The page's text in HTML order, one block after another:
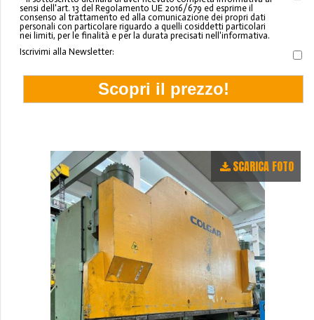
sensi dell'art. 13 del Regolamento UE 2016/679 ed esprime il
consenso al trattamento ed alla comunicazione dei propri dati
personali con particolare riguardo a quelli cosiddetti particolari
nei limiti, per le finalità e per la durata precisati nell'informativa.
Iscrivimi alla Newsletter:
SCARICA FOTO